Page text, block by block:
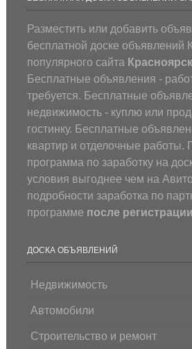
Разместить или добавить
бесплатной доске объявлений
популярного сайта
Бесплатные объявления -
требуется. Бесплатные
недвижимость - куплю или
гостинку. Бесплатные
квартир и отделочные работы.
программа по заработку на
условия выгоднее чем на
подробности заработка по
программе после регистрации
ДОСКА ОБЪЯВЛЕНИЙ
Недвижимость
Автомобили
Строительство и ремонт